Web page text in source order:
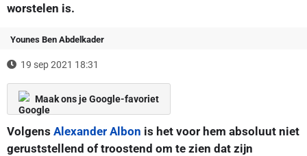
worstelen is.
Younes Ben Abdelkader
19 sep 2021 18:31
Maak ons je Google-favoriet
Volgens Alexander Albon is het voor hem absoluut niet
geruststellend of troostend om te zien dat zijn